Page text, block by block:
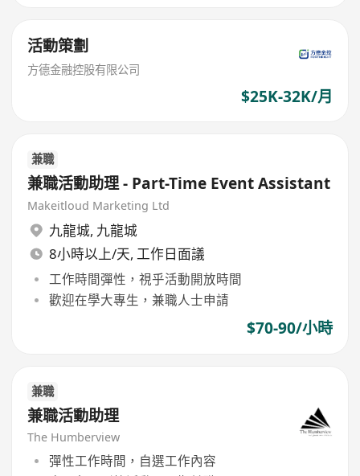
活動策劃
方德金融控股有限公司
$25K-32K/月
兼職
兼職活動助理 - Part-Time Event Assistant
Makeitloud Marketing Ltd
九龍城, 九龍城
8小時以上/天, 工作日面議
工作時間彈性，視乎活動開放時間
歡迎在學大專生，兼職人士申請
$70-90/小時
兼職
兼職活動助理
The Humberview
彈性工作時間，自選工作內容